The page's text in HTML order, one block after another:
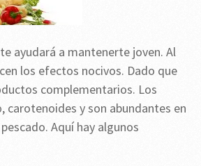
ayudará a mantenerte joven. Al
los efectos nocivos. Dado que
complementarios. Los
carotenoides y son abundantes en
Aquí hay algunos